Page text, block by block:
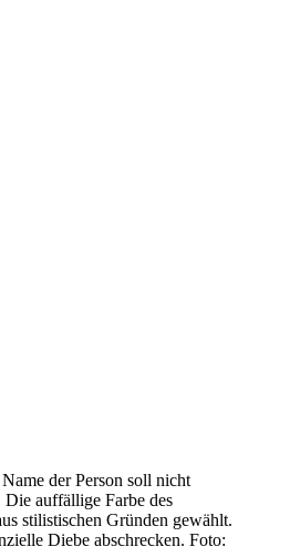
der Person soll nicht
auffällige Farbe des
stilistischen Gründen gewählt.
Diebe abschrecken. Foto: